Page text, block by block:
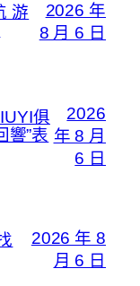
游
2026 年
8 月 6 日
俱
響”表
2026
年 8 月
6 日
2026 年 8
月 6 日